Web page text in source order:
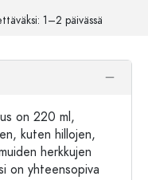
: 1–2 päivässä
on 220 ml,
kuten hillojen,
herkkujen
on yhteensopiva